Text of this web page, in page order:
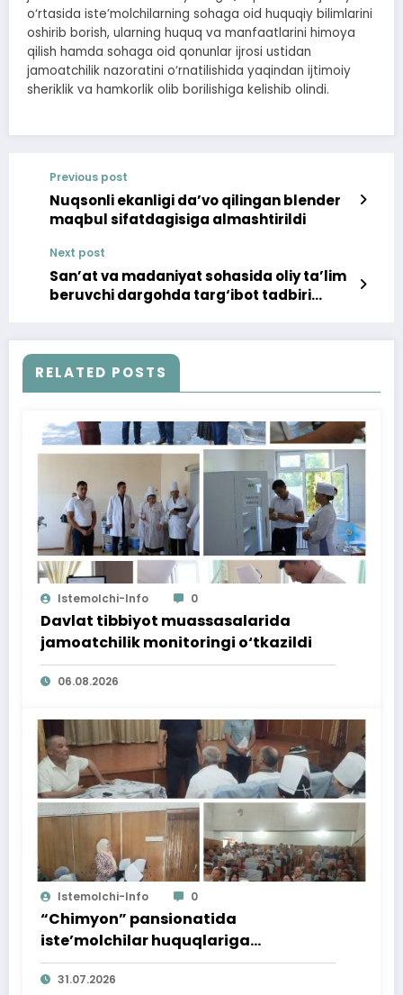
o‘rtasida iste’molchilarning sohaga oid huquqiy bilimlarini
oshirib borish, ularning huquq va manfaatlarini himoya
qilish hamda sohaga oid qonunlar ijrosi ustidan
jamoatchilik nazoratini o‘rnatilishida yaqindan ijtimoiy
sheriklik va hamkorlik olib borilishiga kelishib olindi.
Previous post
Nuqsonli ekanligi da’vo qilingan blender
maqbul sifatdagisiga almashtirildi
Next post
San’at va madaniyat sohasida oliy ta’lim
beruvchi dargohda targ‘ibot tadbiri
RELATED POSTS
Istemolchi-Info 0
Davlat tibbiyot muassasalarida
jamoatchilik monitoringi o‘tkazildi
06.08.2026
Istemolchi-Info 0
“Chimyon” pansionatida
iste’molchilar huquqlariga
bag‘ishlangan targ‘ibot tadbiri
o‘tkazildi
31.07.2026